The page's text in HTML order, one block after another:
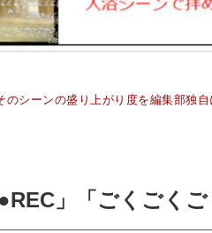
のシーンの盛り上がり度を編集部独
」「ごくごくご